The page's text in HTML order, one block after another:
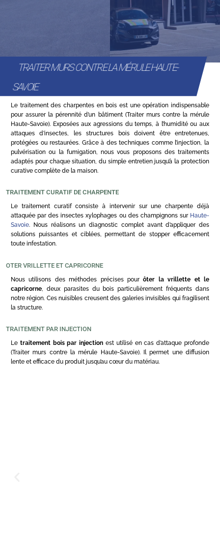
TRAITER MURS CONTRE LA MÉRULE HAUTE-
SAVOIE
Le traitement des charpentes en bois est une opération indispensable
pour assurer la pérennité d’un bâtiment (Traiter murs contre la mérule
Haute-Savoie). Exposées aux agressions du temps, à l’humidité ou aux
attaques d’insectes, les structures bois doivent être entretenues,
protégées ou restaurées. Grâce à des techniques comme l’injection, la
pulvérisation ou la fumigation, nous vous proposons des traitements
adaptés pour chaque situation, du simple entretien jusqu’à la protection
curative complète de la maison.
TRAITEMENT CURATIF DE CHARPENTE
Le traitement curatif consiste à intervenir sur une charpente déjà
attaquée par des insectes xylophages ou des champignons sur Haute-
Savoie. Nous réalisons un diagnostic complet avant d’appliquer des
solutions puissantes et ciblées, permettant de stopper efficacement
toute infestation.
OTER VRILLETTE ET CAPRICORNE
Nous utilisons des méthodes précises pourôter la vrillette et le
capricorne , deux parasites du bois particulièrement fréquents dans
notre région. Ces nuisibles creusent des galeries invisibles qui fragilisent
la structure.
TRAITEMENT PAR INJECTION
Le traitement bois par injection est utilisé en cas d’attaque profonde
(Traiter murs contre la mérule Haute-Savoie). Il permet une diffusion
lente et efficace du produit jusqu’au cœur du matériau.